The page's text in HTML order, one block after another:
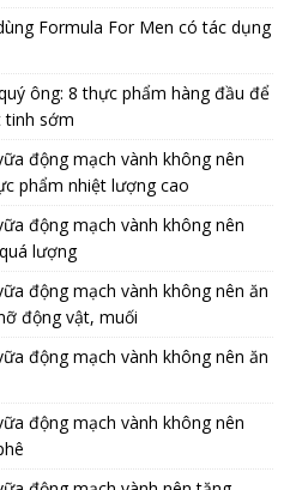
Formula For Men có tác dụng
ông: 8 thực phẩm hàng đầu để
tinh sớm
động mạch vành không nên
phẩm nhiệt lượng cao
động mạch vành không nên
lượng
động mạch vành không nên ăn
động vật, muối
động mạch vành không nên ăn
động mạch vành không nên